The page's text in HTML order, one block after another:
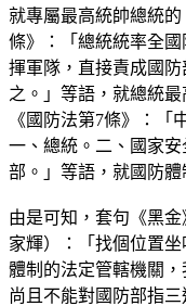
就專屬最高統帥總統
條》：「總統統率全
揮軍隊，直接責成國
之。」等語，就總統
《國防法第7條》：「
一、總統。二、國家
部。」等語，就國防體
由是可知，套句《黑
家輝）：「找個位置
體制的法定管轄機關
尚且不能對國防部指